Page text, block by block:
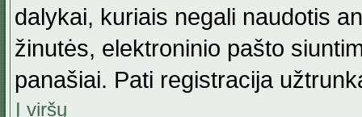
dalykai, kuriais negali naudotis
žinutės, elektroninio pašto
panašiai. Pati registracija
Į viršų